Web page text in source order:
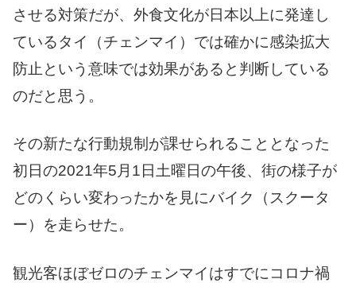
させる対策だが、外食文化が日本以上に発達し
ているタイ（チェンマイ）では確かに感染拡大
防止という意味では効果があると判断している
のだと思う。
その新たな行動規制が課せられることとなった
初日の2021年5月1日土曜日の午後、街の様子が
どのくらい変わったかを見にバイク（スクータ
ー）を走らせた。
観光客ほぼゼロのチェンマイはすでにコロナ禍